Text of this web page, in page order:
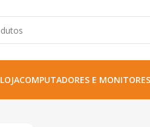
LOJACOMPUTADORES E MONITORES